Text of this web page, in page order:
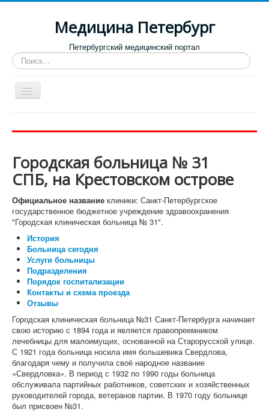
Медицина Петербург
Петербургский медицинский портал
Искать...
Toggle
Navigation
Роддома и женские консультации
Диспансеры
Лучшие клиники по направлениям
Отзывы о медицинских учреждениях
Городская больница № 31
СПБ, на Крестовском острове
Официальное название клиники: Санкт-Петербургское
государственное бюджетное учреждение здравоохранения
"Городская клиническая больница № 31".
История
Больница сегодня
Услуги больницы
Подразделения
Порядок госпитализации
Контакты и схема проезда
Отзывы
Городская клиническая больница №31 Санкт-Петербурга начинает
свою историю с 1894 года и является правопреемником
лечебницы для малоимущих, основанной на Старорусской улице.
С 1921 года больница носила имя большевика Свердлова,
благодаря чему и получила своё народное название
«Свердловка». В период с 1932 по 1990 годы больница
обслуживала партийных работников, советских и хозяйственных
руководителей города, ветеранов партии. В 1970 году больнице
был присвоен №31.